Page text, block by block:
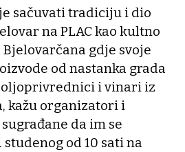
sačuvati tradiciju i dio
na PLAC kao kultno
gdje svoje
od nastanka grada
i vinari iz
kažu organizatori i
da im se
studenog od 10 sati na